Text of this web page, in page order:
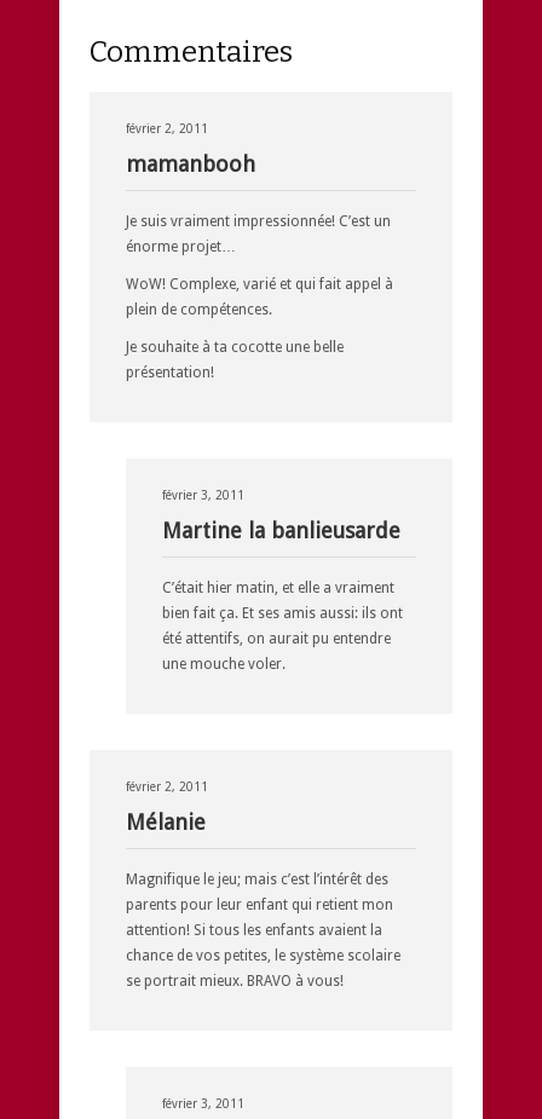
Commentaires
février 2, 2011
mamanbooh
Je suis vraiment impressionnée! C’est un
énorme projet…
WoW! Complexe, varié et qui fait appel à
plein de compétences.
Je souhaite à ta cocotte une belle
présentation!
février 3, 2011
Martine la banlieusarde
C’était hier matin, et elle a vraiment
bien fait ça. Et ses amis aussi: ils ont
été attentifs, on aurait pu entendre
une mouche voler.
février 2, 2011
Mélanie
Magnifique le jeu; mais c’est l’intérêt des
parents pour leur enfant qui retient mon
attention! Si tous les enfants avaient la
chance de vos petites, le système scolaire
se portrait mieux. BRAVO à vous!
février 3, 2011